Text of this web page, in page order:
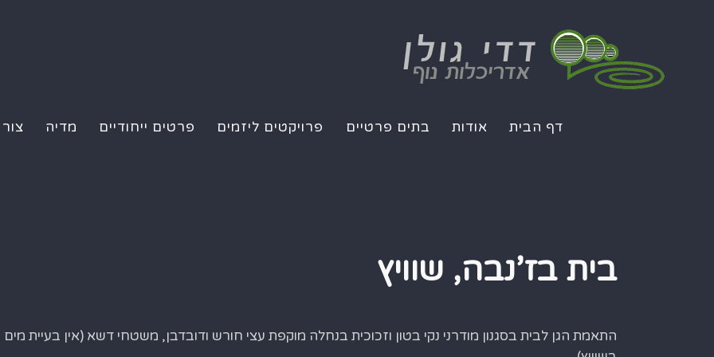
מדיה פרטים ייחודיים פרויקטים ליזמים בתים פרטיים אודות דף הבית
בית בז’נבה, שוויץ
התאמת הגן לבית בסגנון מודרני נקי בטון וזכוכית בנחלה מוקפת עצי חורש ודובדבן, משטחי דשא (אין בעיית מים